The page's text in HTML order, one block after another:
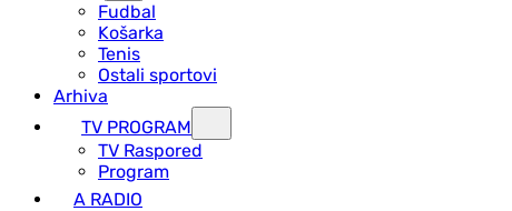
Fudbal
Košarka
Tenis
Ostali sportovi
Arhiva
TV PROGRAM
ТV Raspored
Program
A RADIO